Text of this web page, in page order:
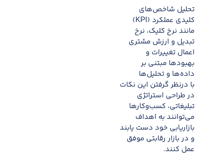
تحلیل شاخص‌های
کلیدی عملکرد (KPI)
مانند نرخ کلیک، نرخ
تبدیل و ارزش مشتری
اعمال تغییرات و
بهبودها مبتنی بر
داده‌ها و تحلیل‌ها
با درنظر گرفتن این نکات
در طراحی استراتژی
تبلیغاتی، کسب‌وکارها
می‌توانند به اهداف
بازاریابی خود دست یابند
و در بازار رقابتی موفق
عمل کنند.